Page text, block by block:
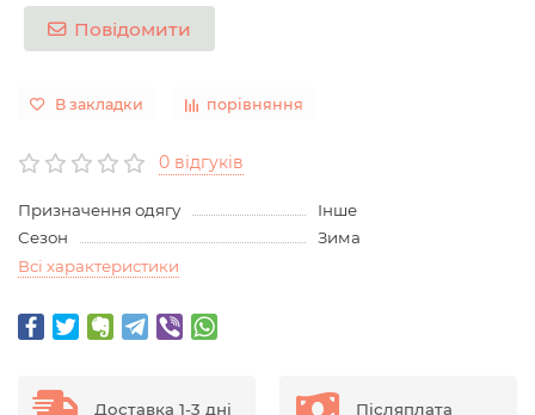
Повідомити
В закладки порівняння
0 відгуків
Призначення одягу
Інше
Сезон
Зима
Всі характеристики
Доставка 1-3 дні Післяплата